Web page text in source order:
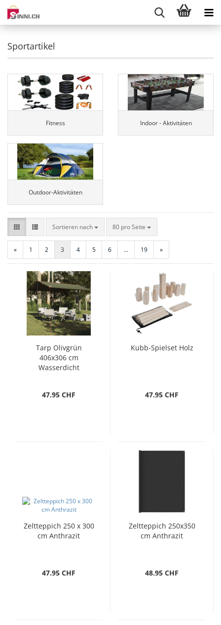
Sportartikel
Fitness Indoor - Aktivitäten
Outdoor-Aktivitäten
Sortieren nach
Sortieren nach 80 pro Seite
pro Seite
« 1 2 3 4 5 6 ... 19 »
Tarp Olivgrün
406x306 cm
Wasserdicht
47.95 CHF
Kubb-Spielset Holz
47.95 CHF
Zeltteppich 250 x 300
cm Anthrazit
47.95 CHF
Zeltteppich 250x350
cm Anthrazit
48.95 CHF